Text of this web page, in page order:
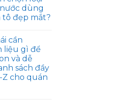
dùng
tô đẹp mắt?
cần
liệu gì để
và dễ
sách đầy
cho quán